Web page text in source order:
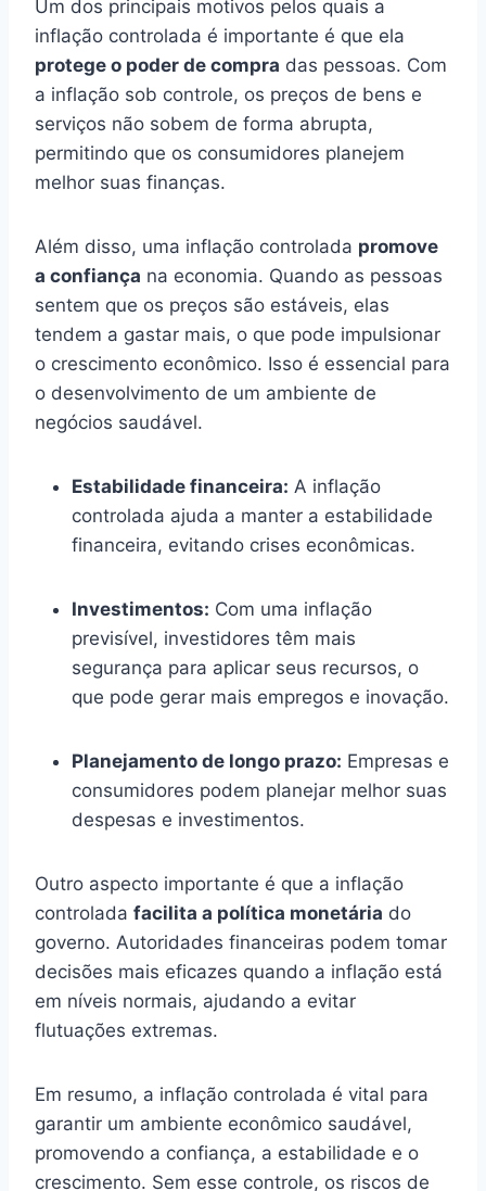
Um dos principais motivos pelos quais a
inflação controlada é importante é que ela
protege o poder de compra das pessoas. Com
a inflação sob controle, os preços de bens e
serviços não sobem de forma abrupta,
permitindo que os consumidores planejem
melhor suas finanças.
Além disso, uma inflação controlada promove
a confiança na economia. Quando as pessoas
sentem que os preços são estáveis, elas
tendem a gastar mais, o que pode impulsionar
o crescimento econômico. Isso é essencial para
o desenvolvimento de um ambiente de
negócios saudável.
Estabilidade financeira: A inflação
controlada ajuda a manter a estabilidade
financeira, evitando crises econômicas.
Investimentos: Com uma inflação
previsível, investidores têm mais
segurança para aplicar seus recursos, o
que pode gerar mais empregos e inovação.
Planejamento de longo prazo: Empresas e
consumidores podem planejar melhor suas
despesas e investimentos.
Outro aspecto importante é que a inflação
controlada facilita a política monetária do
governo. Autoridades financeiras podem tomar
decisões mais eficazes quando a inflação está
em níveis normais, ajudando a evitar
flutuações extremas.
Em resumo, a inflação controlada é vital para
garantir um ambiente econômico saudável,
promovendo a confiança, a estabilidade e o
crescimento. Sem esse controle, os riscos de